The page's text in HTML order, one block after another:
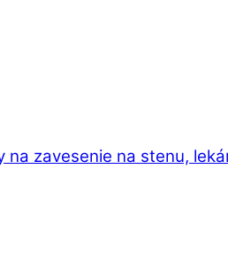
zavesenie na stenu,